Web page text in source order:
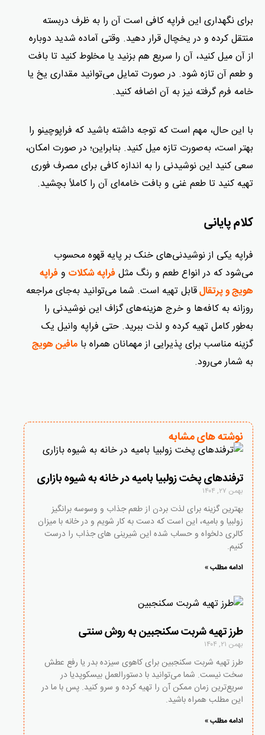
برای نگهداری این فراپه کافی است آن را به ظرف دربسته
منتقل کرده و در یخچال قرار دهید. وقتی آماده شدید دوباره
از آن میل کنید، آن را سریع هم بزنید یا مخلوط کنید تا بافت
و طعم آن تازه شود. در صورت تمایل می‌توانید مقداری یخ یا
خامه فرم گرفته نیز به آن اضافه کنید.
با این حال، مهم است که توجه داشته باشید که فراپوچینو را
بهتر است، به‌صورت تازه میل کنید. بنابراین؛ در صورت امکان،
سعی کنید این نوشیدنی را به اندازه کافی برای مصرف فوری
تهیه کنید تا طعم غنی و بافت خامه‌ای آن را کاملاً بچشید.
کلام پایانی
فراپه یکی از نوشیدنی‌های خنک بر پایه قهوه محسوب
می‌شود که در انواع طعم و رنگ مثل فراپه شکلات و فراپه
هویج و پرتقالقابل تهیه است. شما می‌توانید به‌جای مراجعه
روزانه به کافه‌ها و خرج هزینه‌های گزاف این نوشیدنی را
به‌طور کامل تهیه کرده و لذت ببرید. حتی فراپه وانیل یک
گزینه مناسب برای پذیرایی از مهمانان همراه با مافین هویج
به شمار می‌رود.
نوشته های مشابه
ترفندهای پخت زولبیا بامیه در خانه به شیوه بازاری
بهمن ۲۷, ۱۴۰۴
بهترین گزینه برای لذت بردن از طعم جذاب و وسوسه برانگیز
زولبیا و بامیه، این است که دست به کار شویم و در خانه با میزان
کالری دلخواه و حساب شده این شیرینی های جذاب را درست
کنیم.
ادامه مطلب »
طرز تهیه شربت سکنجبین به روش سنتی
بهمن ۲۱, ۱۴۰۴
طرز تهیه شربت سکنجبین برای کاهوی سیزده بدر یا رفع عطش
سخت نیست. شما می‌توانید با دستورالعمل بیسکوپدیا در
سریع‌ترین زمان ممکن آن را تهیه کرده و سرو کنید. پس با ما در
این مطلب همراه باشید.
ادامه مطلب »